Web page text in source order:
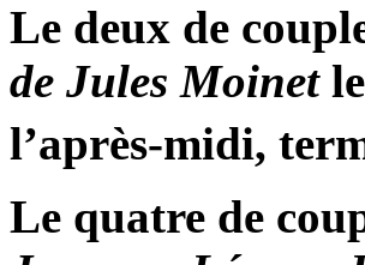
Le deux de
de Jules Moinet
l’après-midi,
Le quatre de